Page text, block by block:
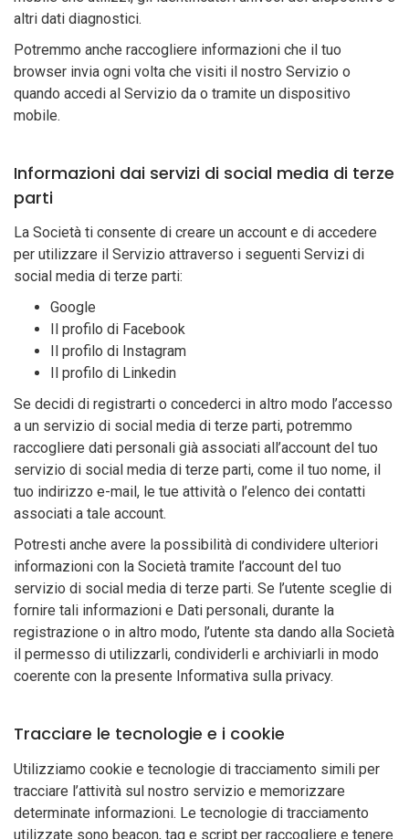
altri dati diagnostici.
Potremmo anche raccogliere informazioni che il tuo
browser invia ogni volta che visiti il nostro Servizio o
quando accedi al Servizio da o tramite un dispositivo
mobile.
Informazioni dai servizi di social media di terze
parti
La Società ti consente di creare un account e di accedere
per utilizzare il Servizio attraverso i seguenti Servizi di
social media di terze parti:
Google
Il profilo di Facebook
Il profilo di Instagram
Il profilo di Linkedin
Se decidi di registrarti o concederci in altro modo l’accesso
a un servizio di social media di terze parti, potremmo
raccogliere dati personali già associati all’account del tuo
servizio di social media di terze parti, come il tuo nome, il
tuo indirizzo e-mail, le tue attività o l’elenco dei contatti
associati a tale account.
Potresti anche avere la possibilità di condividere ulteriori
informazioni con la Società tramite l’account del tuo
servizio di social media di terze parti. Se l’utente sceglie di
fornire tali informazioni e Dati personali, durante la
registrazione o in altro modo, l’utente sta dando alla Società
il permesso di utilizzarli, condividerli e archiviarli in modo
coerente con la presente Informativa sulla privacy.
Tracciare le tecnologie e i cookie
Utilizziamo cookie e tecnologie di tracciamento simili per
tracciare l’attività sul nostro servizio e memorizzare
determinate informazioni. Le tecnologie di tracciamento
utilizzate sono beacon, tag e script per raccogliere e tenere